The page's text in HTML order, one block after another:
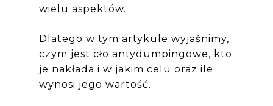
wielu aspektów.
Dlatego w tym artykule wyjaśnimy,
czym jest cło antydumpingowe, kto
je nakłada i w jakim celu oraz ile
wynosi jego wartość.